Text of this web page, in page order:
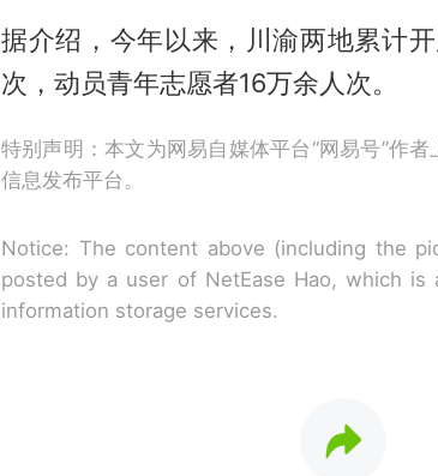
据介绍，今年以来，川渝两地累计
次，动员青年志愿者16万余人次。
特别声明：本文为网易自媒体平台“网易号”作
信息发布平台。
Notice: The content above (including the
posted by a user of NetEase Hao, which
information storage services.